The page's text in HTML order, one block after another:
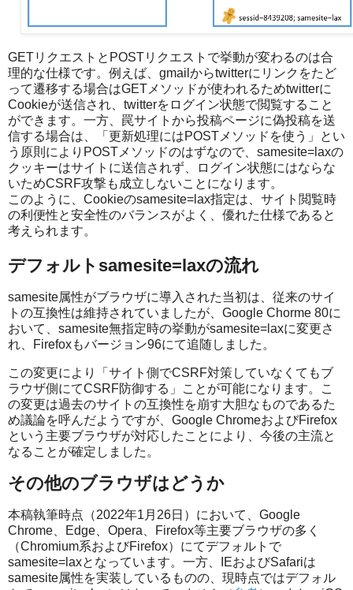
GETリクエストとPOSTリクエストで挙動が変わるのは合
理的な仕様です。例えば、gmailからtwitterにリンクをたど
って遷移する場合はGETメソッドが使われるためtwitterに
Cookieが送信され、twitterをログイン状態で閲覧すること
ができます。一方、罠サイトから投稿ページに偽投稿を送
信する場合は、「更新処理にはPOSTメソッドを使う」とい
う原則によりPOSTメソッドのはずなので、samesite=laxの
クッキーはサイトに送信されず、ログイン状態にはならな
いためCSRF攻撃も成立しないことになります。
このように、Cookieのsamesite=lax指定は、サイト閲覧時
の利便性と安全性のバランスがよく、優れた仕様であると
考えられます。
デフォルトsamesite=laxの流れ
samesite属性がブラウザに導入された当初は、従来のサイ
トの互換性は維持されていましたが、Google Chorme 80に
おいて、samesite無指定時の挙動がsamesite=laxに変更さ
れ、Firefoxもバージョン96にて追随しました。
この変更により「サイト側でCSRF対策していなくてもブ
ラウザ側にてCSRF防御する」ことが可能になります。こ
の変更は過去のサイトの互換性を崩す大胆なものであるた
め議論を呼んだようですが、Google ChromeおよびFirefox
という主要ブラウザが対応したことにより、今後の主流と
なることが確定しました。
その他のブラウザはどうか
本稿執筆時点（2022年1月26日）において、Google
Chrome、Edge、Opera、Firefox等主要ブラウザの多く
（Chromium系およびFirefox）にてデフォルトで
samesite=laxとなっています。一方、IEおよびSafariは
samesite属性を実装しているものの、現時点ではデフォル